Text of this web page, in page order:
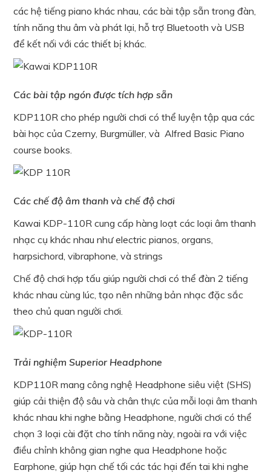
các hệ tiếng piano khác nhau, các bài tập sẵn trong đàn,
tính năng thu âm và phát lại, hỗ trợ Bluetooth và USB
để kết nối với các thiết bị khác.
Các bài tập ngón được tích hợp sẵn
KDP110R cho phép người chơi có thể luyện tập qua các
bài học của Czerny, Burgmüller, và Alfred Basic Piano
course books.
Các chế độ âm thanh và chế độ chơi
Kawai KDP-110R cung cấp hàng loạt các loại âm thanh
nhạc cụ khác nhau như electric pianos, organs,
harpsichord, vibraphone, và strings
Chế độ chơi hợp tấu giúp người chơi có thể đàn 2 tiếng
khác nhau cùng lúc, tạo nên những bản nhạc đặc sắc
theo chủ quan người chơi.
Trải nghiệm Superior Headphone
KDP110R mang công nghệ Headphone siêu việt (SHS)
giúp cải thiện độ sâu và chân thực của mỗi loại âm thanh
khác nhau khi nghe bằng Headphone, người chơi có thể
chọn 3 loại cài đặt cho tính năng này, ngoài ra với việc
điều chỉnh không gian nghe qua Headphone hoặc
Earphone, giúp hạn chế tối các tác hại đến tai khi nghe